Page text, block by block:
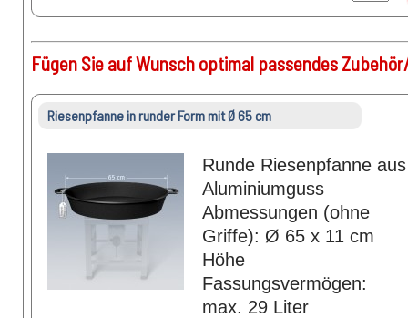
Fügen Sie auf Wunsch optimal passendes
Riesenpfanne in runder Form mit Ø 65 cm
Runde Riesenpfanne aus
Aluminiumguss
Abmessungen (ohne
Griffe): Ø 65 x 11 cm
Höhe
Fassungsvermögen:
max. 29 Liter